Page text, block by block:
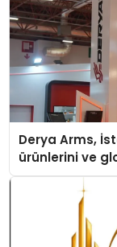
Derya Arms,
ürünlerini ve